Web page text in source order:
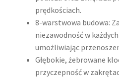
prędkościach.​
8-warstwowa budowa:
niezawodność w
umożliwiając
Głębokie, żebrowane
przyczepność w